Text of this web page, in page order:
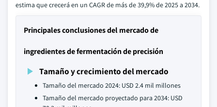
estima que crecerá en un CAGR de más de 39,9% de 2025 a 2034.
Principales conclusiones del mercado de
ingredientes de fermentación de precisión
Tamaño y crecimiento del mercado
Tamaño del mercado 2024: USD 2.4 mil millones
Tamaño del mercado proyectado para 2034: USD